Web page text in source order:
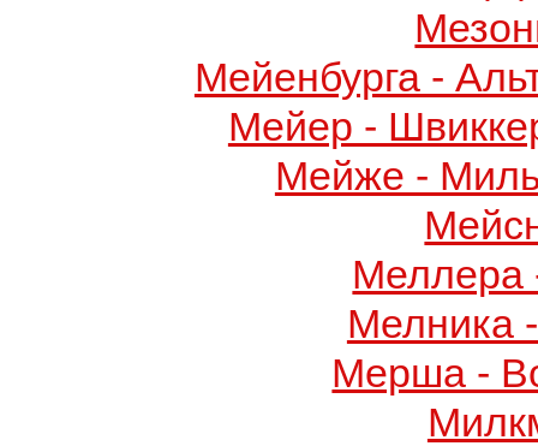
Мейенбурга -
Мейер -
Мейже -
Меллера
Мелника
Мерша -